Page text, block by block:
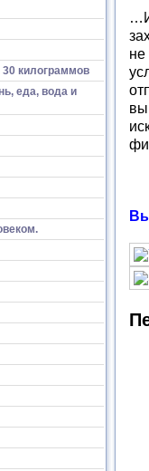
30 килограммов
еда, вода и
не